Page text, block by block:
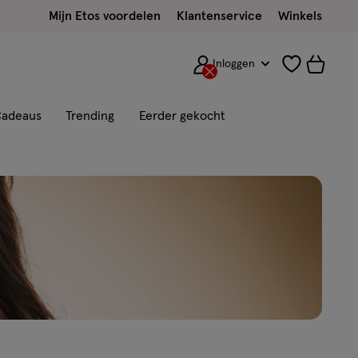
Mijn Etos voordelen Klantenservice Winkels
Inloggen
Trending Eerder gekocht